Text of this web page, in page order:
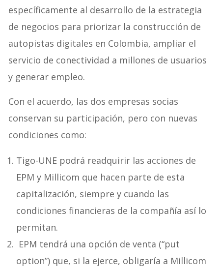
específicamente al desarrollo de la estrategia
de negocios para priorizar la construcción de
autopistas digitales en Colombia, ampliar el
servicio de conectividad a millones de usuarios
y generar empleo.
Con el acuerdo, las dos empresas socias
conservan su participación, pero con nuevas
condiciones como:
Tigo-UNE podrá readquirir las acciones de
EPM y Millicom que hacen parte de esta
capitalización, siempre y cuando las
condiciones financieras de la compañía así lo
permitan.
EPM tendrá una opción de venta (“put
option”) que, si la ejerce, obligaría a Millicom